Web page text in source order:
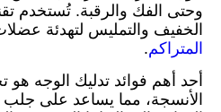
وحتى الفك والرقبة. تُستخدم
الخفيف والتمليس لتهدئة
المتراكم.
أحد أهم فوائد تدليك الوجه
الأنسجة، مما يساعد على جلب